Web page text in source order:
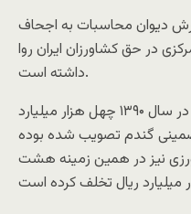
دیوان محاسبات به اجحاف
در حق کشاورزان ایران روا
داشته است.
این گزارش می‌گوید که بانک مرکزی در سال ۱۳۹۰ چهل هزار میلیارد
تضمینی گندم تصویب شده بوده
نیز در همین زمینه هشت